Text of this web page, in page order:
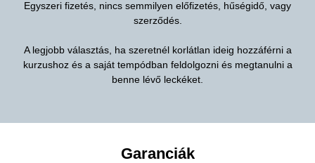
Egyszeri fizetés, nincs semmilyen előfizetés, hűségidő, vagy
szerződés.
A legjobb választás, ha szeretnél korlátlan ideig hozzáférni a
kurzushoz és a saját tempódban feldolgozni és megtanulni a
benne lévő leckéket.
Garanciák